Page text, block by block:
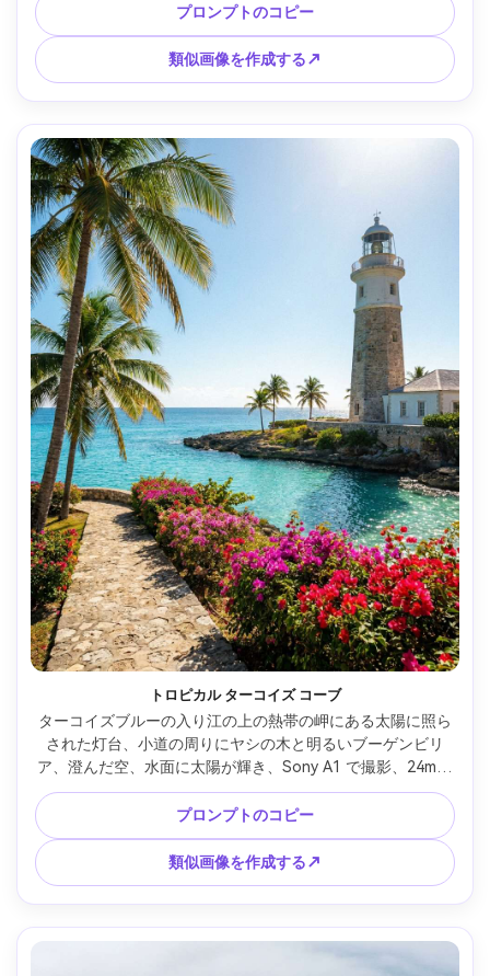
グレーディング、フォトリアルな肌のない風景、高解像度、
穏やかでミニマリストなムード --ar 4:5
プロンプトのコピー
類似画像を作成する↗
トロピカル ターコイズ コーブ
ターコイズブルーの入り江の上の熱帯の岬にある太陽に照ら
された灯台、小道の周りにヤシの木と明るいブーゲンビリ
ア、澄んだ空、水面に太陽が輝き、Sony A1 で撮影、24mm
レンズ、f/5.6、鮮やかでありながら自然な色、偏光子の外
観、高ディテール、旅行パンフレット品質、フォトリアルな
テクスチャと影 --ar 4:5
プロンプトのコピー
類似画像を作成する↗